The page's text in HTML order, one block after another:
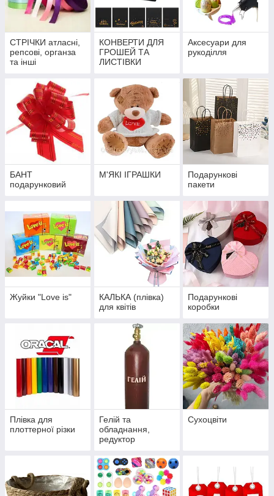
СТРІЧКИ атласні,
репсові, органза
та інші
КОНВЕРТИ ДЛЯ
ГРОШЕЙ ТА
ЛИСТІВКИ
Аксесуари для
рукоділля
БАНТ
подарунковий
М'ЯКІ ІГРАШКИ
Подарункові
пакети
Жуйки "Love is"
КАЛЬКА (плівка)
для квітів
Подарункові
коробки
Плівка для
плоттерної різки
Гелій та
обладнання,
редуктор
Сухоцвіти